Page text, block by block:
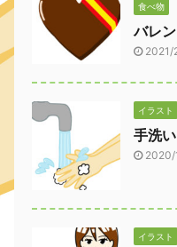
食べ物
バレ
2021/
イラスト
手洗い
2020/
イラスト